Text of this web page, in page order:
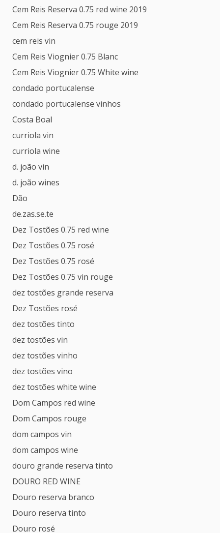
Cem Reis Reserva 0.75 red wine 2019
Cem Reis Reserva 0.75 rouge 2019
cem reis vin
Cem Reis Viognier 0.75 Blanc
Cem Reis Viognier 0.75 White wine
condado portucalense
condado portucalense vinhos
Costa Boal
curriola vin
curriola wine
d. joão vin
d. joão wines
Dão
de.zas.se.te
Dez Tostões 0.75 red wine
Dez Tostões 0.75 rosé
Dez Tostões 0.75 rosé
Dez Tostões 0.75 vin rouge
dez tostões grande reserva
Dez Tostões rosé
dez tostões tinto
dez tostões vin
dez tostões vinho
dez tostões vino
dez tostões white wine
Dom Campos red wine
Dom Campos rouge
dom campos vin
dom campos wine
douro grande reserva tinto
DOURO RED WINE
Douro reserva branco
Douro reserva tinto
Douro rosé